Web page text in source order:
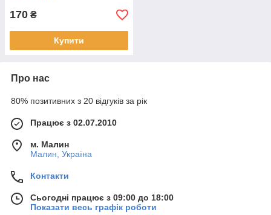
170 ₴
Купити
Про нас
80% позитивних з 20 відгуків за рік
Працює з 02.07.2010
м. Малин
Малин, Україна
Контакти
Сьогодні працює з 09:00 до 18:00
Показати весь графік роботи